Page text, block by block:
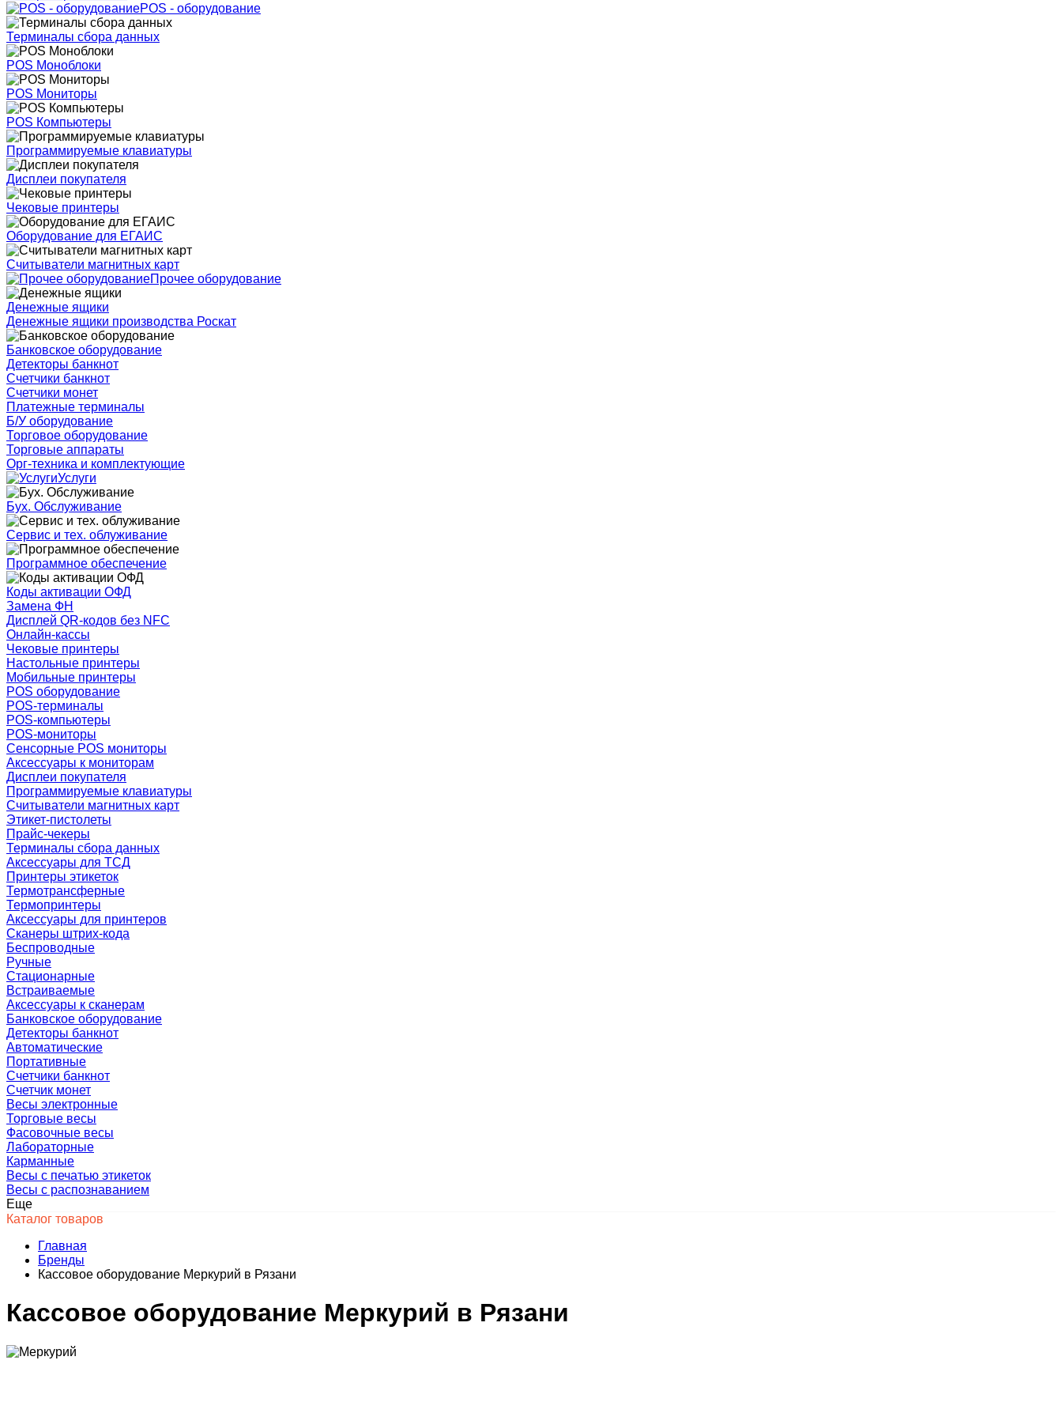
POS - оборудование
Терминалы сбора данных
POS Моноблоки
POS Мониторы
POS Компьютеры
Программируемые клавиатуры
Дисплеи покупателя
Чековые принтеры
Оборудование для ЕГАИС
Считыватели магнитных карт
Прочее оборудование
Денежные ящики
Денежные ящики производства Роскат
Банковское оборудование
Детекторы банкнот
Счетчики банкнот
Счетчики монет
Платежные терминалы
Б/У оборудование
Торговое оборудование
Торговые аппараты
Орг-техника и комплектующие
Услуги
Бух. Обслуживание
Сервис и тех. облуживание
Программное обеспечение
Коды активации ОФД
Замена ФН
Дисплей QR-кодов без NFC
Онлайн-кассы
Чековые принтеры
Настольные принтеры
Мобильные принтеры
POS оборудование
POS-терминалы
POS-компьютеры
POS-мониторы
Сенсорные POS мониторы
Аксессуары к мониторам
Дисплеи покупателя
Программируемые клавиатуры
Считыватели магнитных карт
Этикет-пистолеты
Прайс-чекеры
Терминалы сбора данных
Аксессуары для ТСД
Принтеры этикеток
Термотрансферные
Термопринтеры
Аксессуары для принтеров
Сканеры штрих-кода
Беспроводные
Ручные
Стационарные
Встраиваемые
Аксессуары к сканерам
Банковское оборудование
Детекторы банкнот
Автоматические
Портативные
Счетчики банкнот
Счетчик монет
Весы электронные
Торговые весы
Фасовочные весы
Лабораторные
Карманные
Весы с печатью этикеток
Весы с распознаванием
Еще
Каталог товаров
Главная
Бренды
Кассовое оборудование Меркурий в Рязани
Кассовое оборудование Меркурий в Рязани